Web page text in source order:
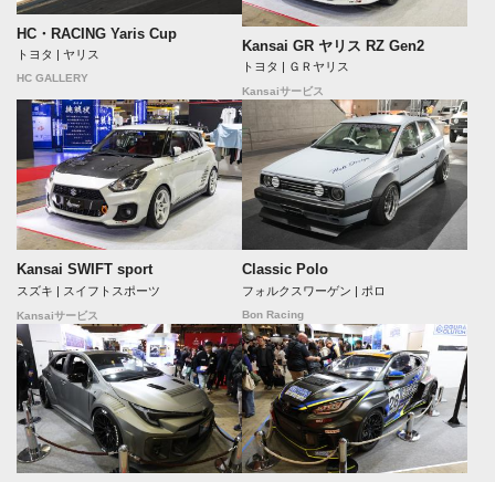
HC・RACING Yaris Cup
トヨタ | ヤリス
HC GALLERY
Kansai GR ヤリス RZ Gen2
トヨタ | ＧＲヤリス
Kansaiサービス
Kansai SWIFT sport
スズキ | スイフトスポーツ
Kansaiサービス
Classic Polo
フォルクスワーゲン | ポロ
Bon Racing